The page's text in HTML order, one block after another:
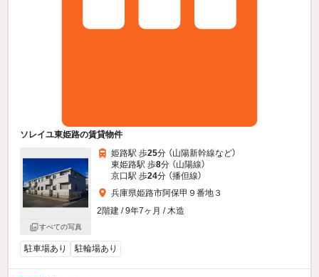
ソレイユ東姫路の賃貸物件
すべての写真
姫路駅 歩25分 （山陽新幹線など）
東姫路駅 歩8分 （山陽線）
京口駅 歩24分 （播但線）
兵庫県姫路市阿保甲９番地３
2階建 / 9年7ヶ月 / 木造
駐車場あり 駐輪場あり